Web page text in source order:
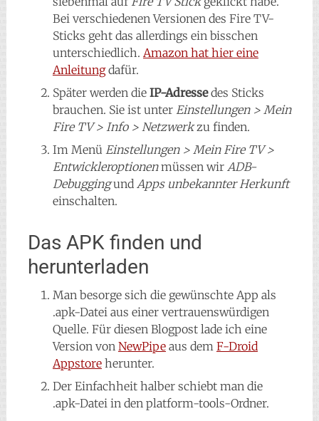
Bei verschiedenen Versionen des Fire TV-
Sticks geht das allerdings ein bisschen
unterschiedlich. Amazon hat hier eine
Anleitungdafür.
Später werden die IP-Adressedes Sticks
brauchen. Sie ist unter Einstellungen > Mein
Fire TV > Info > Netzwerkzu finden.
Im Menü Einstellungen > Mein Fire TV >
Entwickleroptionenmüssen wir ADB-
Debuggingund Apps unbekannter Herkunft
einschalten.
Das APK finden und
herunterladen
Man besorge sich die gewünschte App als
.apk-Datei aus einer vertrauenswürdigen
Quelle. Für diesen Blogpost lade ich eine
Version von NewPipeaus dem F-Droid
Appstoreherunter.
Der Einfachheit halber schiebt man die
.apk-Datei in den platform-tools-Ordner.